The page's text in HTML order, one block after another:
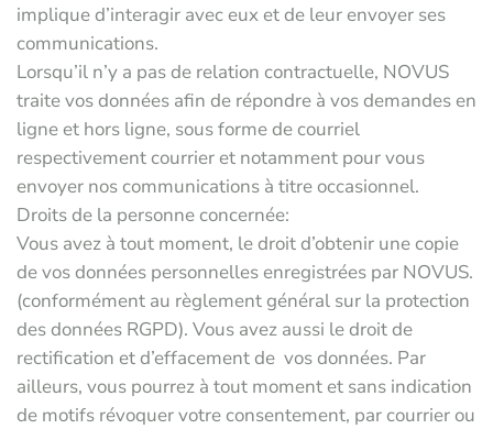
implique d’interagir avec eux et de leur envoyer ses
communications.
Lorsqu’il n’y a pas de relation contractuelle, NOVUS
traite vos données afin de répondre à vos demandes en
ligne et hors ligne, sous forme de courriel
respectivement courrier et notamment pour vous
envoyer nos communications à titre occasionnel.
Droits de la personne concernée:
Vous avez à tout moment, le droit d’obtenir une copie
de vos données personnelles enregistrées par NOVUS.
(conformément au règlement général sur la protection
des données RGPD). Vous avez aussi le droit de
rectification et d’effacement de vos données. Par
ailleurs, vous pourrez à tout moment et sans indication
de motifs révoquer votre consentement, par courrier ou